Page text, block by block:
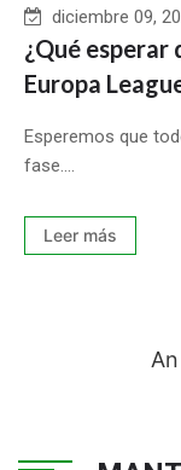
diciembre 09,
¿Qué
Europa
Esperemos que
fase....
Leer más